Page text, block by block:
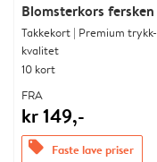
Blomsterkors fersken
Takkekort | Premium trykk-
kvalitet
10 kort
FRA
kr 149,-
offers Faste lave priser